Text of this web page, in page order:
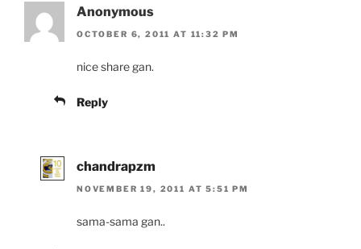
Anonymous
OCTOBER 6, 2011 AT 11:32 PM
nice share gan.
Reply
chandrapzm
NOVEMBER 19, 2011 AT 5:51 PM
sama-sama gan..